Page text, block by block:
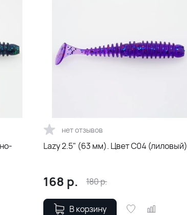
нет отзывов
Lazy 2.5" (63 мм). Цвет С04 (лиловый)
168 р. 180р.
В корзину